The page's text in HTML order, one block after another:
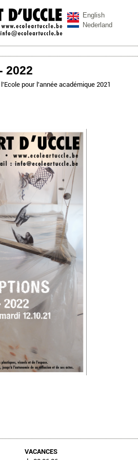
contenu principal
English
Nederland
2022
pour l'année académique 2021
VACANCES